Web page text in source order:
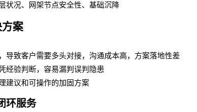
状况、网架节点安全性、基础沉降
案
导致客户需要多头对接，沟通成本高，方案落地性差
经验判断，容易漏判误判隐患
建议和可操作的加固方案
环服务